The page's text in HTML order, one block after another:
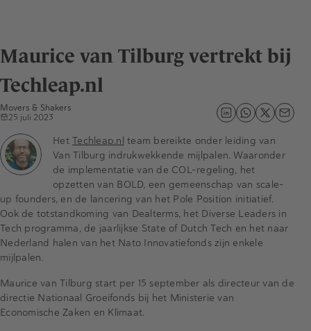
Maurice van Tilburg vertrekt bij
Techleap.nl
Movers & Shakers
25 juli 2023
Het Techleap.nl team bereikte onder leiding van
Van Tilburg indrukwekkende mijlpalen. Waaronder
de implementatie van de COL-regeling, het
opzetten van BOLD, een gemeenschap van scale-
up founders, en de lancering van het Pole Position initiatief.
Ook de totstandkoming van Dealterms, het Diverse Leaders in
Tech programma, de jaarlijkse State of Dutch Tech en het naar
Nederland halen van het Nato Innovatiefonds zijn enkele
mijlpalen.
Maurice van Tilburg start per 15 september als directeur van de
directie Nationaal Groeifonds bij het Ministerie van
Economische Zaken en Klimaat.